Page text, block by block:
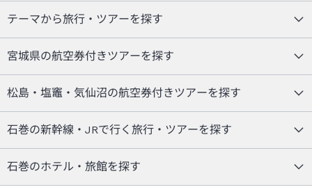
テーマから旅行・ツアーを探す
宮城県の航空券付きツアーを探す
松島・塩竈・気仙沼の航空券付きツアーを探す
石巻の新幹線・JRで行く旅行・ツアーを探す
石巻のホテル・旅館を探す